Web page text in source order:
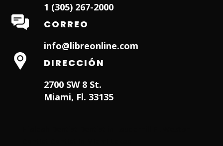
1 (305) 267-2000
CORREO
info@libreonline.com
DIRECCIÓN
2700 SW 8 St.
Miami, Fl. 33135